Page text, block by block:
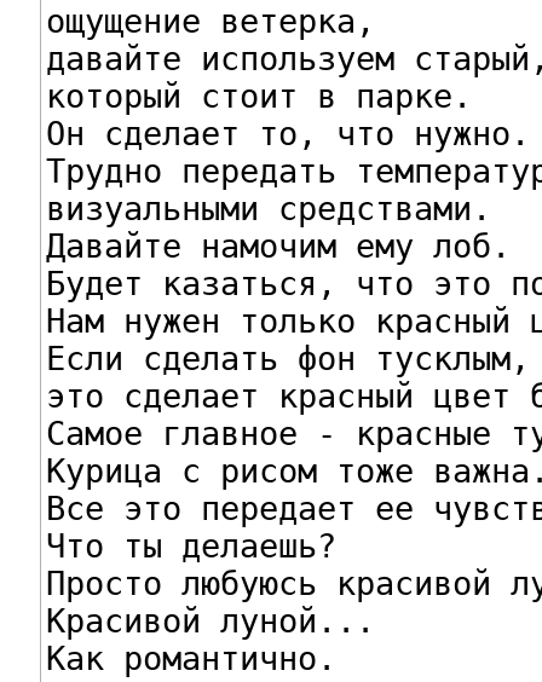
ощущение ветерка,
давайте используем
который стоит в парке.
Он сделает то, что нужно.
Трудно передать
визуальными средствами.
Давайте намочим ему лоб.
Будет казаться, что это
Нам нужен только красный
Если сделать фон тусклым,
это сделает красный цвет
Самое главное - красные
Курица с рисом тоже
Все это передает ее
Что ты делаешь?
Просто любуюсь красивой
Красивой луной...
Как романтично.